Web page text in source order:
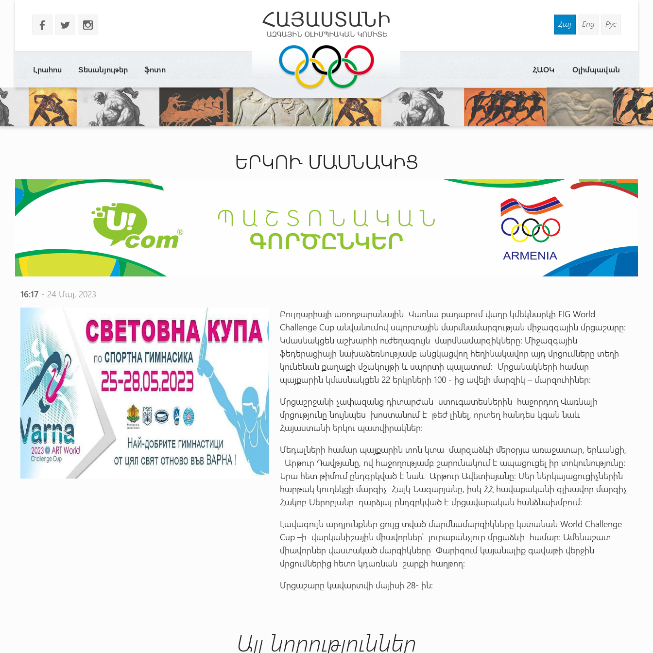
b a x Հայ Eng Рус
Լրահոս Տեսանյութեր ֆոտո Օլիմպավան
ՀԱՕԿ
ԵՐԿՈՒ ՄԱՍՆԱԿԻՑ
16:17 - 24 Մայ, 2023
Բուլղարիայի առողջարանային Վառնա քաղաքում վաղը կմեկնարկի FIG World
Challenge Cup անվանումով սպորտային մարմնամարզության միջազգային մրցաշարը:
Կմասնակցեն աշխարհի ուժեղագույն մարմնամարզիկները: Միջազգային
ֆեդերացիայի նախաձեռնությամբ անցկացվող հեղինակավոր այդ մրցումները տեղի
կունենան քաղաքի մշակույթի և սպորտի պալատում: Մրցանակների համար
պայքարին կմասնակցեն 22 երկրների 100 - ից ավելի մարզիկ – մարզուհիներ:
Մրցաշրջանի չափազանց դիտարժան ստուգատեսներին հաջորդող Վառնայի
մրցությունը նույնպես խոստանում է թեժ լինել, որտեղ հանդես կգան նաև
Հայաստանի երկու պատվիրակներ:
Մեդալների համար պայքարին տոն կտա մարզաձևի մերօրյա առաջատար, երևանցի,
Արթուր Դավթյանը, ով հաջողությամբ շարունակում է ապացուցել իր տոկունությունը:
Նրա հետ թիմում ընդգրկված է նաև Արթուր Ավետիսյանը: Մեր ներկայացուցիչներին
հարթակ կուղեկցի մարզիչ Հայկ Նազարյանը, իսկ ՀՀ հավաքականի գլխավոր մարզիչ
Հակոբ Սերոբյանը դարձյալ ընդգրկված է մրցավարական հանձնախմբում:
Լավագույն արդյունքներ ցույց տված մարմնամարզիկները կստանան World Challenge
Cup –ի վարկանիշային միավորներ՝ յուրաքանչյուր մրցաձևի համար: Ամենաշատ
միավորներ վաստակած մարզիկները Փարիզում կայանալիք գավաթի վերջին
մրցումներից հետո կդառնան շարքի հաղթող։
Մրցաշարը կավարտվի մայիսի 28- ին:
Այլ նորություններ